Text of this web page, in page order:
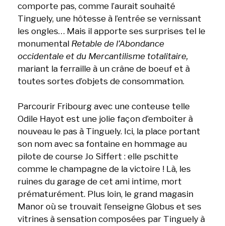
comporte pas, comme l’aurait souhaité
Tinguely, une hôtesse à l’entrée se vernissant
les ongles… Mais il apporte ses surprises tel le
monumental Retable de l’Abondance
occidentale et du Mercantilisme totalitaire,
mariant la ferraille à un crâne de boeuf et à
toutes sortes d’objets de consommation.
Parcourir Fribourg avec une conteuse telle
Odile Hayot est une jolie façon d’emboîter à
nouveau le pas à Tinguely. Ici, la place portant
son nom avec sa fontaine en hommage au
pilote de course Jo Siffert : elle pschitte
comme le champagne de la victoire ! Là, les
ruines du garage de cet ami intime, mort
prématurément. Plus loin, le grand magasin
Manor où se trouvait l’enseigne Globus et ses
vitrines à sensation composées par Tinguely à